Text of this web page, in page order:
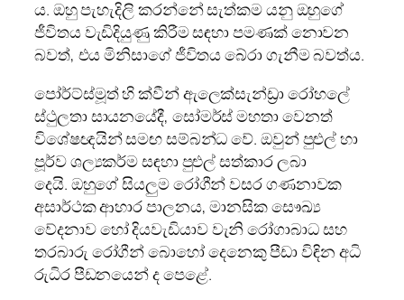
ය. ඔහු පැහැදිලි කරන්නේ සැත්කම යනු ඔහුගේ
ජීවිතය වැඩිදියුණු කිරීම සඳහා පමණක් නොවන
බවත්, එය මිනිසාගේ ජීවිතය බේරා ගැනීම බවත්ය.
පෝර්ට්ස්මූත් හි ක්වීන් ඇලෙක්සැන්ඩ්‍රා රෝහලේ
ස්ථුලතා සායනයේදී, සෝමර්ස් මහතා වෙනත්
විශේෂඥයින් සමඟ සම්බන්ධ වේ. ඔවුන් පුළුල් හා
පූර්ව ශල්‍යකර්ම සඳහා පුළුල් සත්කාර ලබා
දෙයි. ඔහුගේ සියලුම රෝගීන් වසර ගණනාවක
අසාර්ථක ආහාර පාලනය, මානසික සෞඛ්‍ය
වේදනාව හෝ දියවැඩියාව වැනි රෝගාබාධ සහ
තරබාරු රෝගීන් බොහෝ දෙනෙකු පීඩා විඳින අධි
රුධිර පීඩනයෙන් ද පෙළේ.